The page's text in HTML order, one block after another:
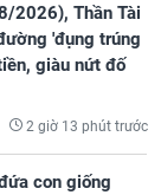
2026), Thần Tài
'đụng trúng
giàu nứt đố
2 giờ 13 phút trước
con giống